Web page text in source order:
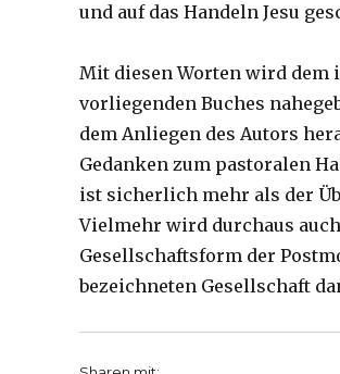
und auf das Handeln Jesu
Mit diesen Worten wird dem
vorliegenden Buches
dem Anliegen des Autors
Gedanken zum pastoralen
ist sicherlich mehr als der
Vielmehr wird durchaus
Gesellschaftsform der
bezeichneten Gesellschaft